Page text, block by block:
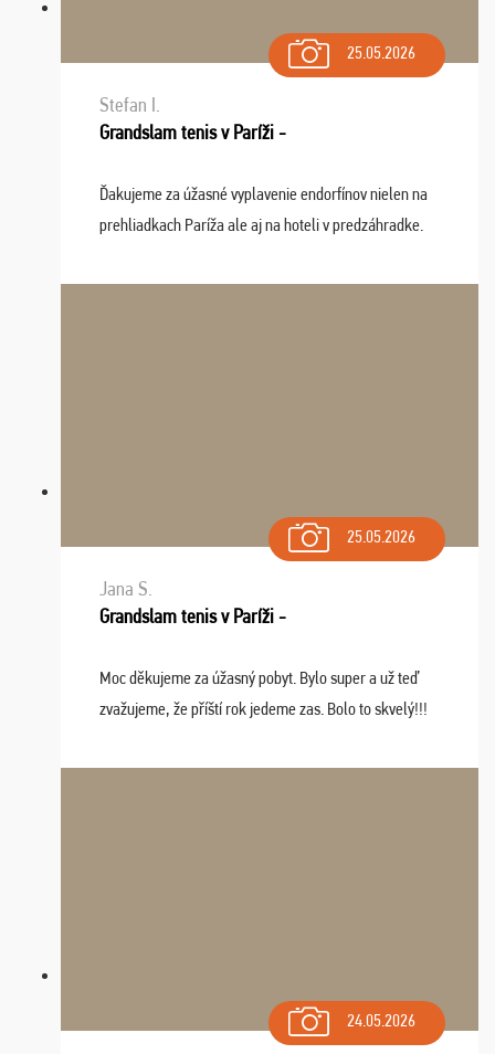
25.05.2026
Stefan I.
Grandslam tenis v Paríži -
Ďakujeme za úžasné vyplavenie endorfínov nielen na
prehliadkach Paríža ale aj na hoteli v predzáhradke.
spomínať a zväžujeme repete budúci rok : ...
25.05.2026
Jana S.
Grandslam tenis v Paríži -
Moc děkujeme za úžasný pobyt. Bylo super a už teď
zvažujeme, že příští rok jedeme zas. Bolo to skvelý!!!
24.05.2026